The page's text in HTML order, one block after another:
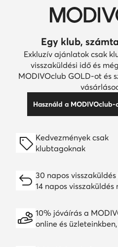
Egy klub,
Exkluzív ajánlatok csak
visszaküldési idő és
MODIVOclub GOLD-ot és
Használd a MODIVOclub-
Kedvezmények csak
klubtagoknak
30 napos
14 napos
10% jóváírás a
online és